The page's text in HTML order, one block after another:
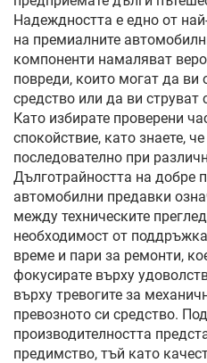
Надеждността е едно от
на премиалните
компоненти намаляват
повреди, които могат да ви
средство или да ви
Като избирате проверени
спокойствие, като знаете,
последователно при
Дълготрайността на добре
автомобилни предавки
между техническите
необходимост от
време и пари за ремонти,
фокусирате върху
върху тревогите за
превозното си средство.
производителността
предимство, тъй като